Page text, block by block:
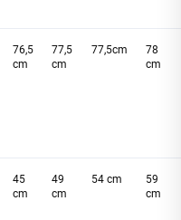
76,5
cm
77,5
cm
77,5cm
78
cm
45
cm
49
cm
54 cm
59
cm